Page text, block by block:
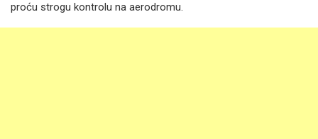
proću strogu kontrolu na aerodromu.